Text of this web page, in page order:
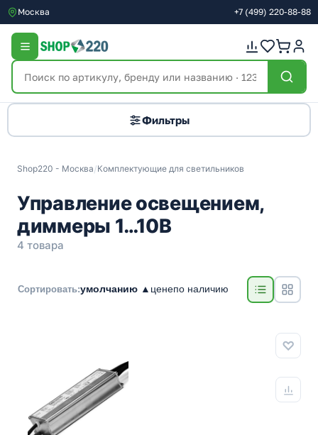
Москва +7 (499) 220-88-88
Фильтры
Shop220 - Москва/Комплектующие для светильников
Управление освещением,
диммеры 1…10В
4 товара
Сортировать:умолчанию ▲ ценепо наличию